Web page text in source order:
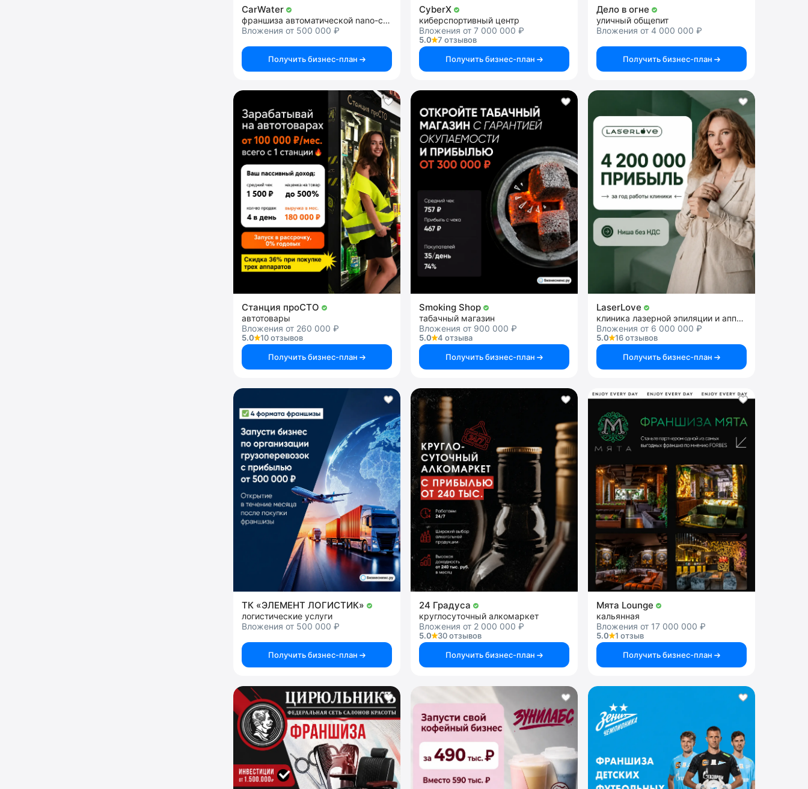
CarWater
франшиза автоматической nano-станции 2в1
Вложения от 500 000 ₽
Получить бизнес-план
CyberX
киберспортивный центр
Вложения от 7 000 000 ₽
5.0
7 отзывов
Получить бизнес-план
Дело в огне
уличный общепит
Вложения от 4 000 000 ₽
Получить бизнес-план
Станция проСТО
автотовары
Вложения от 260 000 ₽
5.0
10 отзывов
Получить бизнес-план
Smoking Shop
табачный магазин
Вложения от 900 000 ₽
5.0
4 отзыва
Получить бизнес-план
LaserLove
клиника лазерной эпиляции и аппаратной косметологии
Вложения от 6 000 000 ₽
5.0
16 отзывов
Получить бизнес-план
ТК «ЭЛЕМЕНТ ЛОГИСТИК»
логистические услуги
Вложения от 500 000 ₽
Получить бизнес-план
24 Градуса
круглосуточный алкомаркет
Вложения от 2 000 000 ₽
5.0
30 отзывов
Получить бизнес-план
Мята Lounge
кальянная
Вложения от 17 000 000 ₽
5.0
1 отзыв
Получить бизнес-план